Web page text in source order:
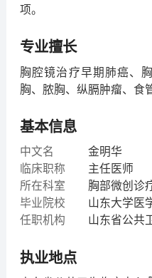
项。
专业擅长
胸腔镜治疗早期肺癌、
胸、脓胸、纵膈肿瘤、食
基本信息
中文名
金明华
临床职称
主任医师
所在科室
胸部微创诊
毕业院校
山东大学医
任职机构
山东省公共
执业地点